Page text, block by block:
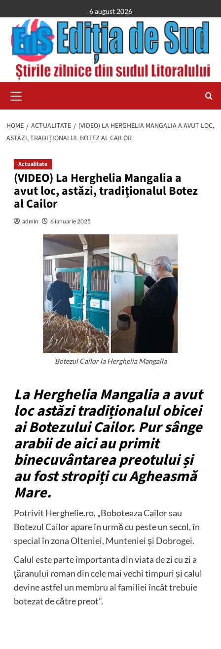
to
content
6 august 2026
Menu
HOME ACTUALITATE
(VIDEO) LA HERGHELIA MANGALIA A AVUT LOC,
ASTĂZI, TRADIȚIONALUL BOTEZ AL CAILOR
Actualitate
(VIDEO) La Herghelia Mangalia a
avut loc, astăzi, tradiționalul Botez
al Cailor
admin 6 ianuarie 2025
Botezul Cailor la Herghelia Mangalia
La Herghelia Mangalia a avut
loc astăzi tradiționalul obicei
ai Botezului Cailor. Pur sânge
arabii de aici au primit
binecuvântarea preotului și
au fost stropiți cu Agheasmă
Mare.
Potrivit Herghelie.ro, „Boboteaza Cailor sau
Botezul Cailor apare în urmă cu peste un secol, în
special în zona Olteniei, Munteniei și Dobrogei.
Calul este parte importanta din viata de zi cu zi a
țăranului roman din cele mai vechi timpuri și calul
devine astfel un membru al familiei încât trebuie
botezat de către preot”.